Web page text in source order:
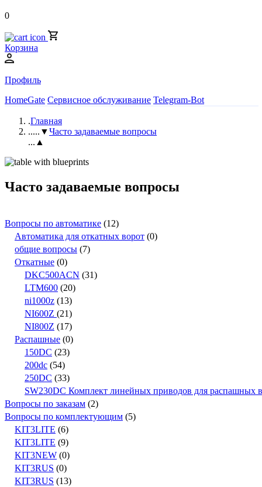
0
Корзина
Профиль
HomeGate Сервисное обслуживание Telegram-Bot
.Главная
.....▼Часто задаваемые вопросы
...▲
Часто задаваемые вопросы
Вопросы по автоматике (12)
Автоматика для откатных ворот (0)
общие вопросы (7)
Откатные (0)
DKC500ACN (31)
LTM600 (20)
ni1000z (13)
NI600Z (21)
NI800Z (17)
Распашные (0)
150DC (23)
200dc (54)
250DC (33)
SW230DC Комплект линейных приводов для распашных
Вопросы по заказам (2)
Вопросы по комплектующим (5)
KIT3LITE (6)
KIT3LITE (9)
KIT3NEW (0)
KIT3RUS (0)
KIT3RUS (13)